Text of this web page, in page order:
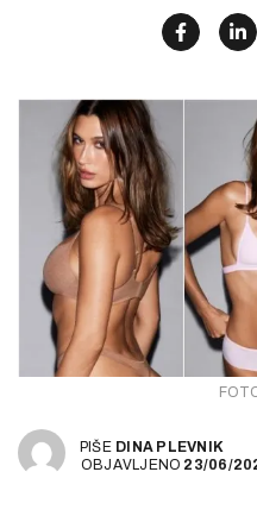
PIŠE DINA PLEVNIK
OBJAVLJENO 23/06/